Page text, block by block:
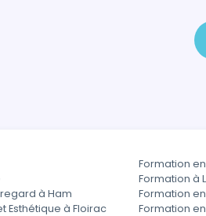
Formation
Formation à
à Ham Formation
Esthétique à Floirac Formation